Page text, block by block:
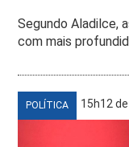
Segundo Aladilce,
com mais
POLÍTICA 15h12